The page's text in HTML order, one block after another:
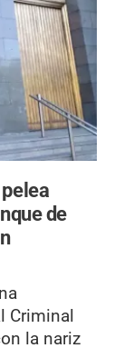
de
Criminal
la nariz